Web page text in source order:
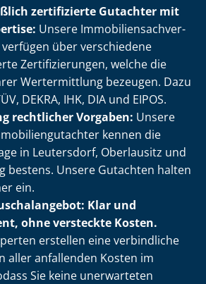
zertifizierte Gutachter mit
Unsere Im­mo­bi­li­en­sach­ver­
über verschiedene
Zer­ti­fi­zie­run­gen, welche die
Wertermittlung bezeugen. Dazu
DEKRA, IHK, DIA und EIPOS.
rechtlicher Vorgaben: Unsere
kennen die
in Leutersdorf, Oberlausitz und
bestens. Unsere Gutachten halten
ein.
Klar und
ohne versteckte Kosten.
erstellen eine verbindliche
aller anfallenden Kosten im
Sie keine unerwarteten